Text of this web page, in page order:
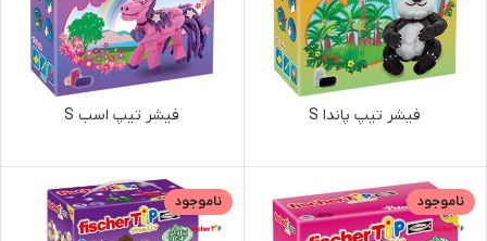
فیشر تیپ پاندا S فیشر تیپ اسب S
ناموجود ناموجود